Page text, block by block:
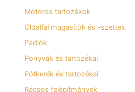
Motoros tartozékok
Oldalfal magasítók és -szettek
Padlók
Ponyvák és tartozékai
Pótkerék és tartozékai
Rácsos felépítmények